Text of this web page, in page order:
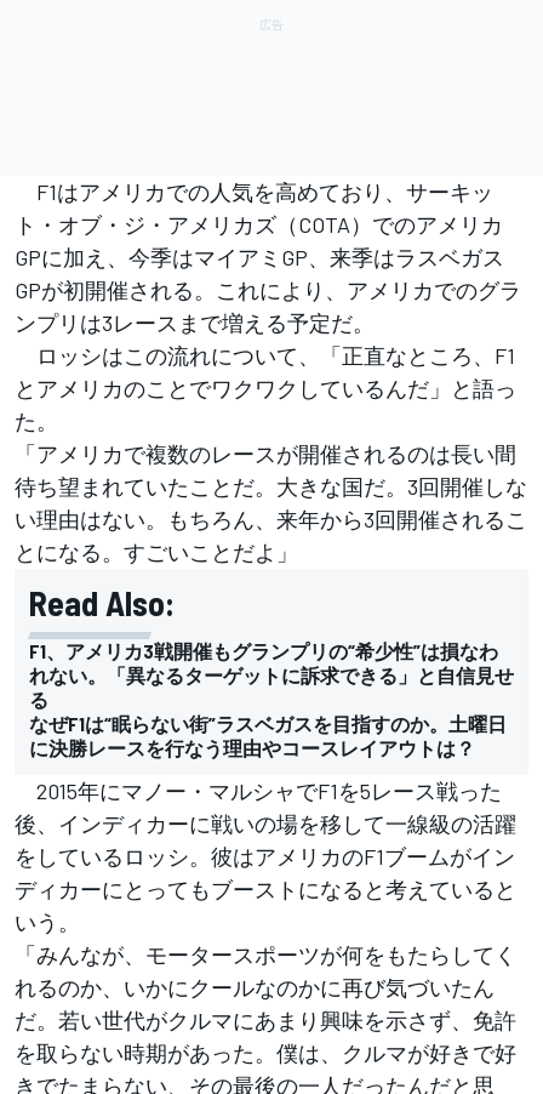
F1はアメリカでの人気を高めており、サーキッ
ト・オブ・ジ・アメリカズ（COTA）でのアメリカ
GPに加え、今季はマイアミGP、来季はラスベガス
GPが初開催される。これにより、アメリカでのグラ
ンプリは3レースまで増える予定だ。
ロッシはこの流れについて、「正直なところ、F1
とアメリカのことでワクワクしているんだ」と語っ
た。
「アメリカで複数のレースが開催されるのは長い間
待ち望まれていたことだ。大きな国だ。3回開催しな
い理由はない。もちろん、来年から3回開催されるこ
とになる。すごいことだよ」
Read Also:
F1、アメリカ3戦開催もグランプリの“希少性”は損なわ
れない。「異なるターゲットに訴求できる」と自信見せ
る
なぜF1は“眠らない街”ラスベガスを目指すのか。土曜日
に決勝レースを行なう理由やコースレイアウトは？
2015年にマノー・マルシャでF1を5レース戦った
後、インディカーに戦いの場を移して一線級の活躍
をしているロッシ。彼はアメリカのF1ブームがイン
ディカーにとってもブーストになると考えていると
いう。
「みんなが、モータースポーツが何をもたらしてく
れるのか、いかにクールなのかに再び気づいたん
だ。若い世代がクルマにあまり興味を示さず、免許
を取らない時期があった。僕は、クルマが好きで好
きでたまらない、その最後の一人だったんだと思